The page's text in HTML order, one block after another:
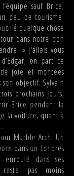
sauf Brice,
peu de tourisme.
quelque chose
dans notre bon
« J’allais vous
on part ce
joie et montées
objectif. Sylvain
prochains jours,
Brice pendant la
la voiture, quant à
Marble Arch. Un
dans un Londres
dans ses
reste pas moins